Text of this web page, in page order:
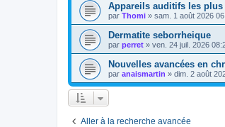
Appareils auditifs les
par Thomi » sam. 1 août 2026
Dermatite seborrheique
par perret » ven. 24 juil. 2026
Nouvelles avancées en
par anaismartin » dim. 2 août
Aller à la recherche avancée